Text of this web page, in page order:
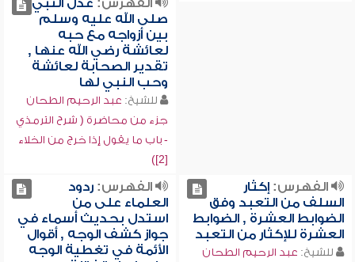
الفهرس: عدل النبي
صلى الله عليه وسلم
بين أزواجه مع حبه
لعائشة رضي الله عنها ,
تقدير الصحابة لعائشة
وحب النبي لها
للشيخ: عبد الرحيم الطحان
جزء من محاضرة ( شرح الترمذي
- باب ما يقول إذا خرج من الخلاء
[2])
الفهرس:إكثار
السلف من التعبد وفق
الضوابط العشرة , الضوابط
العشرة للإكثار من التعبد
للشيخ: عبد الرحيم الطحان
الفهرس:ردود
العلماء على من
استدل بحديث أسماء في
جواز كشف الوجه , أقوال
الأئمة في تغطية الوجه